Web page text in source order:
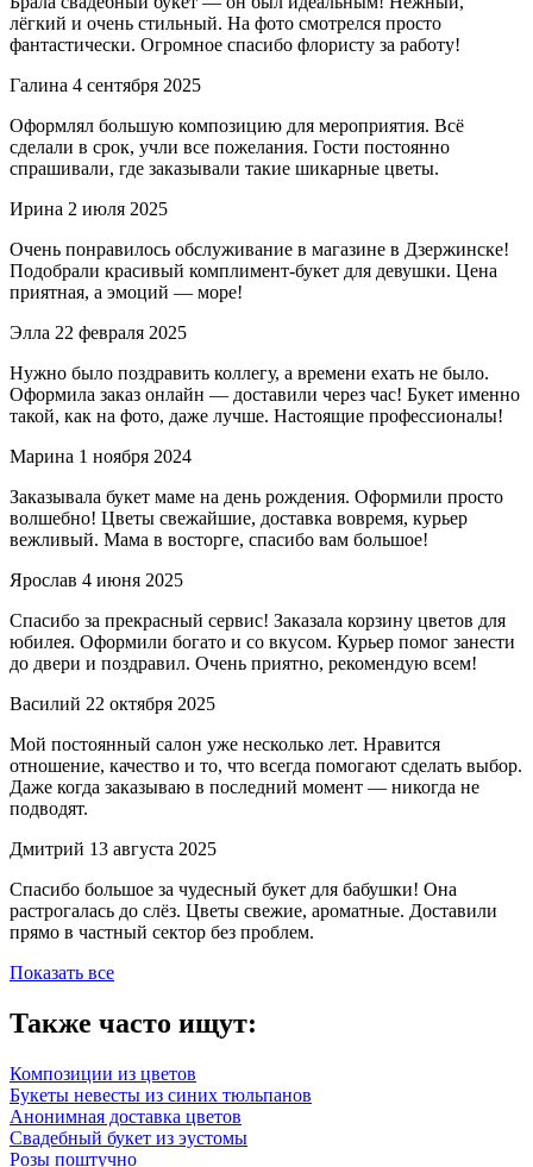
лёгкий и очень стильный. На фото смотрелся просто
фантастически. Огромное спасибо флористу за работу!
Галина 4 сентября 2025
Оформлял большую композицию для мероприятия. Всё
сделали в срок, учли все пожелания. Гости постоянно
спрашивали, где заказывали такие шикарные цветы.
Ирина 2 июля 2025
Очень понравилось обслуживание в магазине в Дзержинске!
Подобрали красивый комплимент-букет для девушки. Цена
приятная, а эмоций — море!
Элла 22 февраля 2025
Нужно было поздравить коллегу, а времени ехать не было.
Оформила заказ онлайн — доставили через час! Букет именно
такой, как на фото, даже лучше. Настоящие профессионалы!
Марина 1 ноября 2024
Заказывала букет маме на день рождения. Оформили просто
волшебно! Цветы свежайшие, доставка вовремя, курьер
вежливый. Мама в восторге, спасибо вам большое!
Ярослав 4 июня 2025
Спасибо за прекрасный сервис! Заказала корзину цветов для
юбилея. Оформили богато и со вкусом. Курьер помог занести
до двери и поздравил. Очень приятно, рекомендую всем!
Василий 22 октября 2025
Мой постоянный салон уже несколько лет. Нравится
отношение, качество и то, что всегда помогают сделать выбор.
Даже когда заказываю в последний момент — никогда не
подводят.
Дмитрий 13 августа 2025
Спасибо большое за чудесный букет для бабушки! Она
растрогалась до слёз. Цветы свежие, ароматные. Доставили
прямо в частный сектор без проблем.
Показать все
Также часто ищут:
Композиции из цветов
Букеты невесты из синих тюльпанов
Анонимная доставка цветов
Свадебный букет из эустомы
Розы поштучно